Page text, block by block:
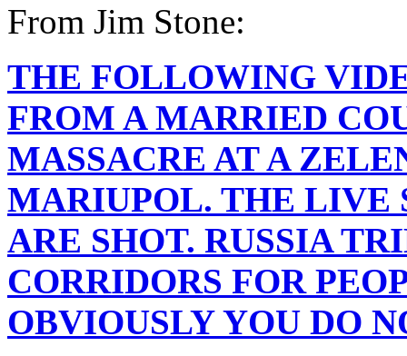
From Jim Stone:
THE FOLLOWING
FROM A MARRIED
MASSACRE AT A
MARIUPOL. THE LIVE
ARE SHOT. RUSSIA
CORRIDORS FOR
OBVIOUSLY YOU DO